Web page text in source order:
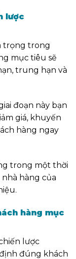
lược
trọng trong
mục tiêu sẽ
trung hạn và
đoạn này bạn
giá, khuyến
hàng ngay
trong một thời
hàng của
hàng mục
lược
đúng khách